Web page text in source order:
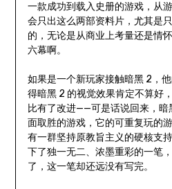
一款成功到载入史册的游戏，从
会只出这么两部资料片，尤其是
的，无论是从商业上考量还是情
六幕啊。
如果是一个新玩家接触暗黑 2，
得暗黑 2 的视觉效果肯定不算好
比有了改进——可是话说回来，暗
面取胜的游戏，它的可重复玩的
有一群坚持原教旨主义的硬核支
下了独一无二、浓墨重彩的一笔
了，这一笔却还远没有写完。